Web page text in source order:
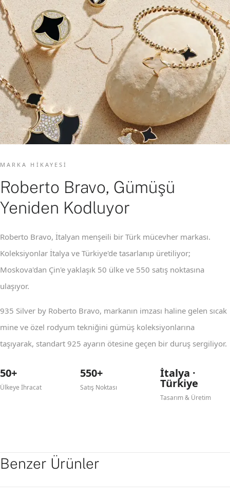
MARKA HIKAYESI
Roberto Bravo, Gümüşü
Yeniden Kodluyor
Roberto Bravo, İtalyan menşeili bir Türk mücevher markası.
Koleksiyonlar İtalya ve Türkiye'de tasarlanıp üretiliyor;
Moskova'dan Çin'e yaklaşık 50 ülke ve 550 satış noktasına
ulaşıyor.
935 Silver by Roberto Bravo, markanın imzası haline gelen sıcak
mine ve özel rodyum tekniğini gümüş koleksiyonlarına
taşıyarak, standart 925 ayarın ötesine geçen bir duruş sergiliyor.
50+
Ülkeye İhracat
550+
Satış Noktası
İtalya ·
Türkiye
Tasarım & Üretim
Benzer Ürünler